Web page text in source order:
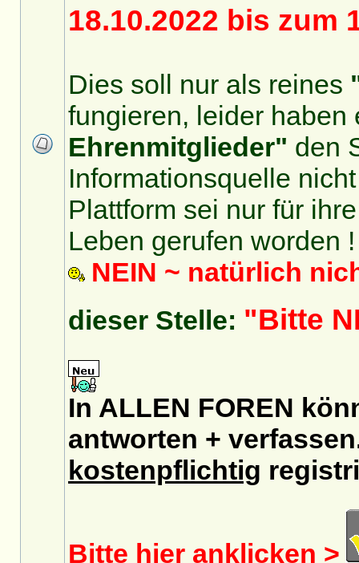
18.10.2022 bis zum
Dies soll nur als reines
fungieren, leider
Ehrenmitglieder" den
Informationsquelle
Plattform sei nur für
Leben gerufen worden !
NEIN ~ natürlich
dieser Stelle: "Bitte
In ALLEN FOREN
antworten +
kostenpflichtig
Bitte hier anklicken >